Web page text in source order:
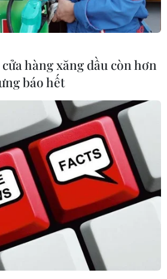
MỤC
Quốc mở rộng
ra Đông Nam Á
xuất hàng
“thế hệ mới”
cấp của Đức
hàng xăng dầu còn hơn
báo hết